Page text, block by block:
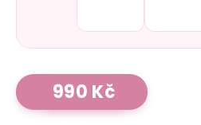
990 Kč
Měrná
cena: